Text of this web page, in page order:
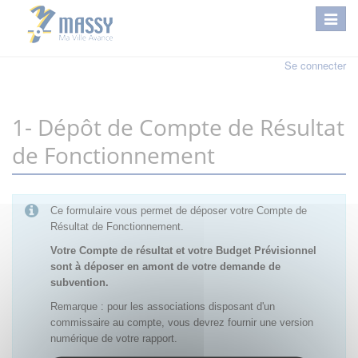
Se connecter
1- Dépôt de Compte de Résultat
de Fonctionnement
Ce formulaire vous permet de déposer votre Compte de
Résultat de Fonctionnement.
Votre Compte de résultat et votre Budget Prévisionnel
sont à déposer en amont de votre demande de
subvention.
Remarque : pour les associations disposant d'un
commissaire au compte, vous devrez fournir une version
numérique de votre rapport.